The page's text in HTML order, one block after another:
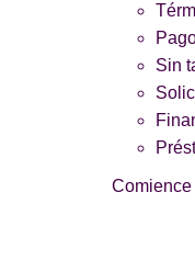
Sin